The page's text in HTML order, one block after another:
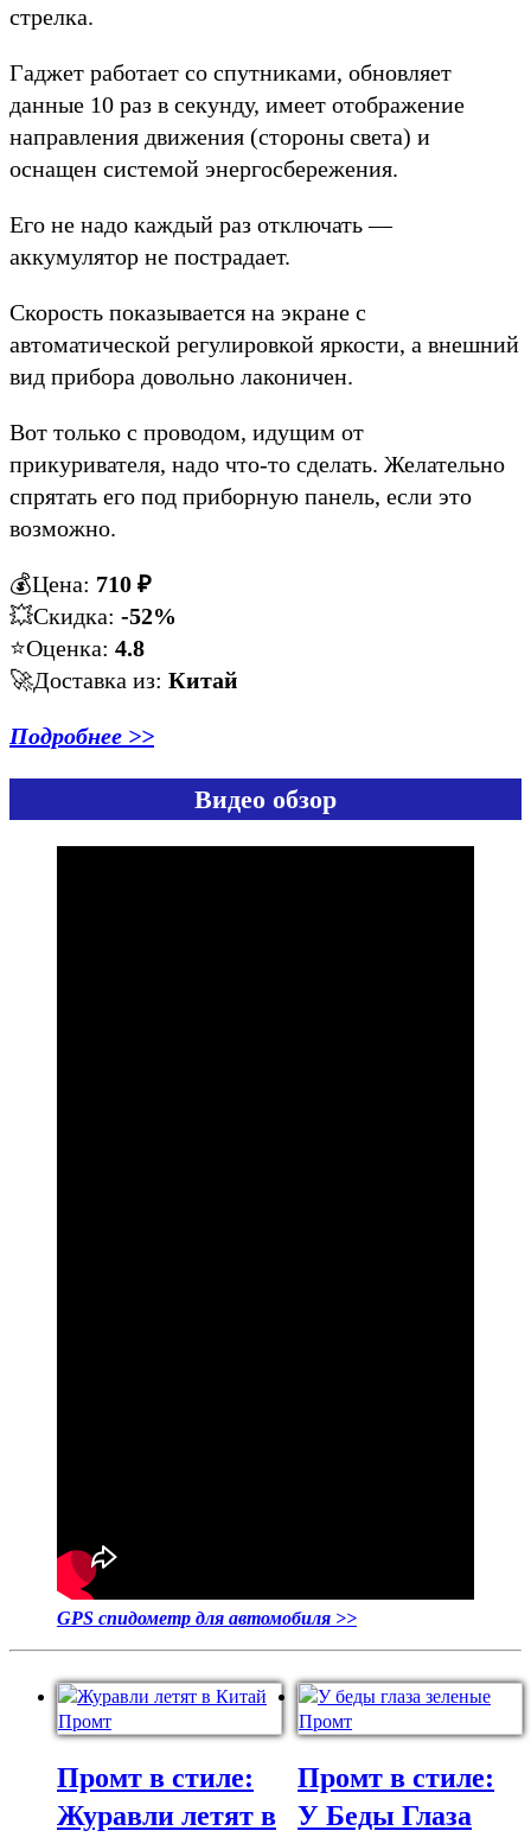
стрелка.
Гаджет работает со спутниками, обновляет
данные 10 раз в секунду, имеет отображение
направления движения (стороны света) и
оснащен системой энергосбережения.
Его не надо каждый раз отключать —
аккумулятор не пострадает.
Скорость показывается на экране с
автоматической регулировкой яркости, а внешний
вид прибора довольно лаконичен.
Вот только с проводом, идущим от
прикуривателя, надо что-то сделать. Желательно
спрятать его под приборную панель, если это
возможно.
💰Цена: 710 ₽
💥Скидка: -52%
⭐️Оценка: 4.8
🚀Доставка из: Китай
Подробнее >>
Видео обзор
GPS спидометр для автомобиля >>
Промт в стиле:
Журавли летят в
Промт в стиле:
У Беды Глаза